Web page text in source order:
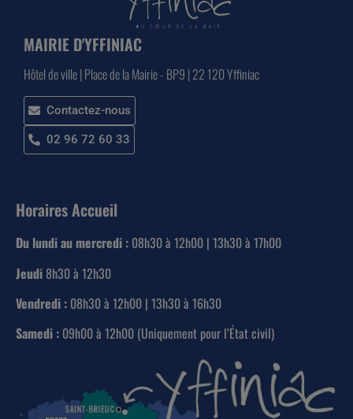
MAIRIE D'YFFINIAC
Hôtel de ville | Place de la Mairie - BP9 | 22 120 Yffiniac
Contactez-nous
02 96 72 60 33
Horaires Accueil
Du lundi au mercredi : 08h30 à 12h00 | 13h30 à 17h00
Jeudi 8h30 à 12h30
Vendredi : 08h30 à 12h00 | 13h30 à 16h30
Samedi : 09h00 à 12h00 (Uniquement pour l’État civil)